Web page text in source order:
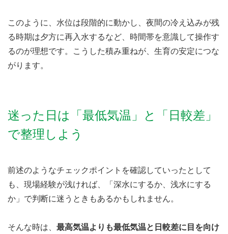
このように、水位は段階的に動かし、夜間の冷え込みが残
る時期は夕方に再入水するなど、時間帯を意識して操作す
るのが理想です。こうした積み重ねが、生育の安定につな
がります。
迷った日は「最低気温」と「日較差」
で整理しよう
前述のようなチェックポイントを確認していったとして
も、現場経験が浅ければ、「深水にするか、浅水にする
か」で判断に迷うときもあるかもしれません。
そんな時は、 最高気温よりも最低気温と日較差に目を向け